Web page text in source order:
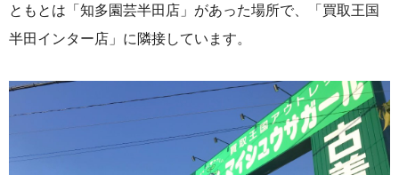
ともとは「知多園芸半田店」があった場所で、「買取王国
半田インター店」に隣接しています。